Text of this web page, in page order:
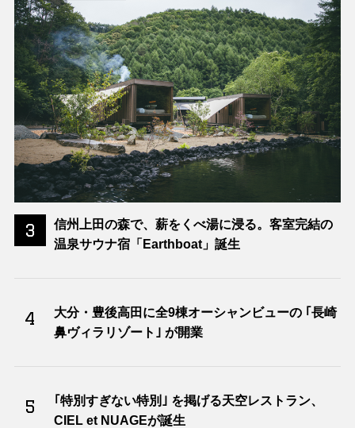
3
信州上田の森で、薪をくべ湯に浸る。客室完結の
温泉サウナ宿「Earthboat」誕生
4
大分・豊後高田に全9棟オーシャンビューの ｢長崎
鼻ヴィラリゾート｣ が開業
5
｢特別すぎない特別｣ を掲げる天空レストラン、
CIEL et NUAGEが誕生